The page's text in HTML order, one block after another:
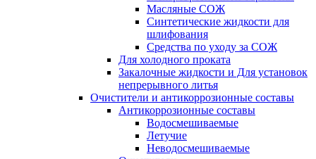
Масляные СОЖ
Синтетические жидкости для
шлифования
Средства по уходу за СОЖ
Для холодного проката
Закалочные жидкости и Для установок
непрерывного литья
Очистители и антикоррозионные составы
Антикоррозионные составы
Водосмешиваемые
Летучие
Неводосмешиваемые